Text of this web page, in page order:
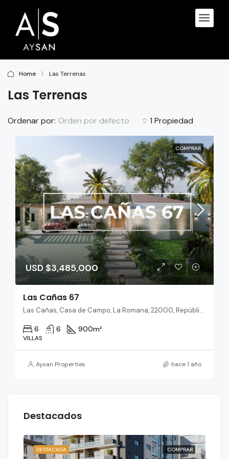
Home Las Terrenas
Las Terrenas
1 Propiedad
Ordenar por: Orden por defecto
COMPRAR
USD $3,485,000
Las Cañas 67
Las Cañas, Casa de Campo, La Romana, 22000, República Dominicana
6 6 900m²
VILLAS
Aysan Properties hace 1 año
Destacados
COMPRAR
DESTACADA